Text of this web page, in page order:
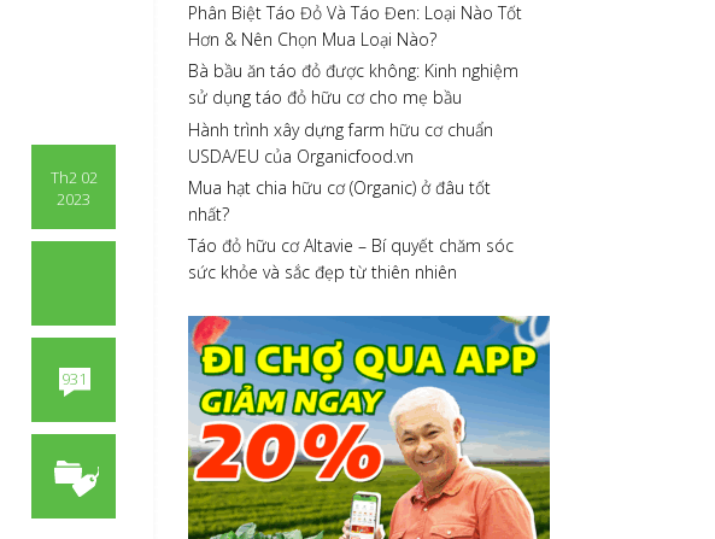
Th2 02
2023
931
Phân Biệt Táo Đỏ Và Táo Đen: Loại Nào Tốt
Hơn & Nên Chọn Mua Loại Nào?
Bà bầu ăn táo đỏ được không: Kinh nghiệm
sử dụng táo đỏ hữu cơ cho mẹ bầu
Hành trình xây dựng farm hữu cơ chuẩn
USDA/EU của Organicfood.vn
Mua hạt chia hữu cơ (Organic) ở đâu tốt
nhất?
Táo đỏ hữu cơ Altavie – Bí quyết chăm sóc
sức khỏe và sắc đẹp từ thiên nhiên